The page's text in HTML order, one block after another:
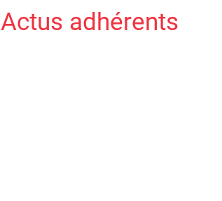
Actus adhérents